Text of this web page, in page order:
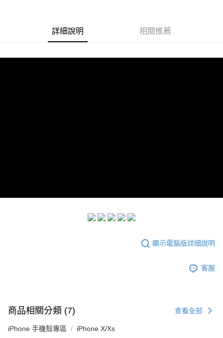
全家付款取貨
每筆NT$60，滿NT$299(含以上)免運費
詳細說明 相關推薦
顯示電腦版詳細說明
客服
商品相關分類 (7) 查看全部
iPhone 手機殼專區 iPhone X/Xs